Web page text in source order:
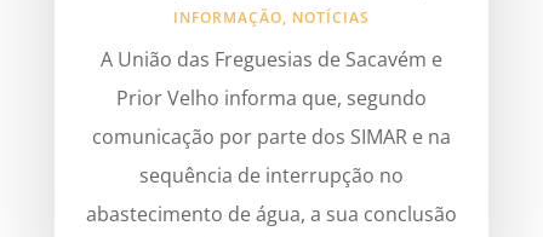
INFORMAÇÃO, NOTÍCIAS
A União das Freguesias de Sacavém e
Prior Velho informa que, segundo
comunicação por parte dos SIMAR e na
sequência de interrupção no
abastecimento de água, a sua conclusão